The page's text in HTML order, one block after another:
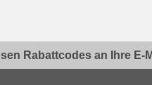
Rabattcodes an Ihre E-